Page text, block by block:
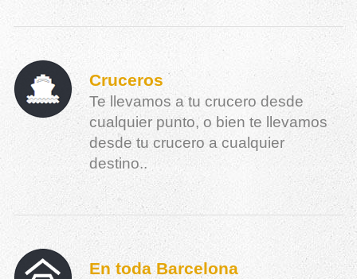
Cruceros
Te llevamos a tu crucero desde
cualquier punto, o bien te llevamos
desde tu crucero a cualquier
destino..
En toda Barcelona